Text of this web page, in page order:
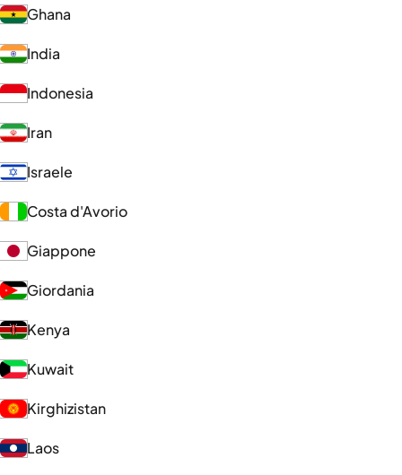
Ghana
India
Indonesia
Iran
Israele
Costa d'Avorio
Giappone
Giordania
Kenya
Kuwait
Kirghizistan
Laos